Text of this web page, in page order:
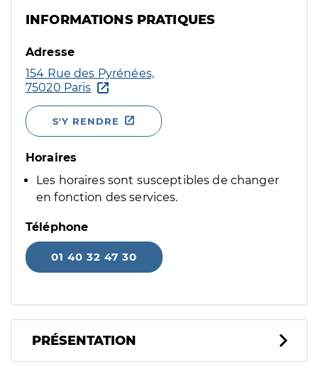
INFORMATIONS PRATIQUES
Adresse
154 Rue des Pyrénées,
75020 Paris
S'Y RENDRE
Horaires
Les horaires sont susceptibles de changer
en fonction des services.
Téléphone
01 40 32 47 30
PRÉSENTATION